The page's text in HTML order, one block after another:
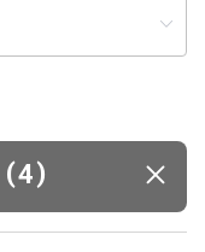
(4)